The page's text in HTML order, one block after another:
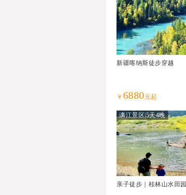
新疆喀纳斯徒步穿越
￥ 6880元起
漓江景区|5天4晚
亲子徒步｜桂林山水田园